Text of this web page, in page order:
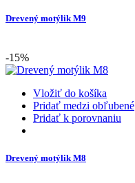
Drevený motýlik M9
-15%
Vložiť do košíka
Pridať medzi obľubené
Pridať k porovnaniu
Drevený motýlik M8